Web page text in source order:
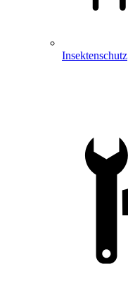
Insektenschutz